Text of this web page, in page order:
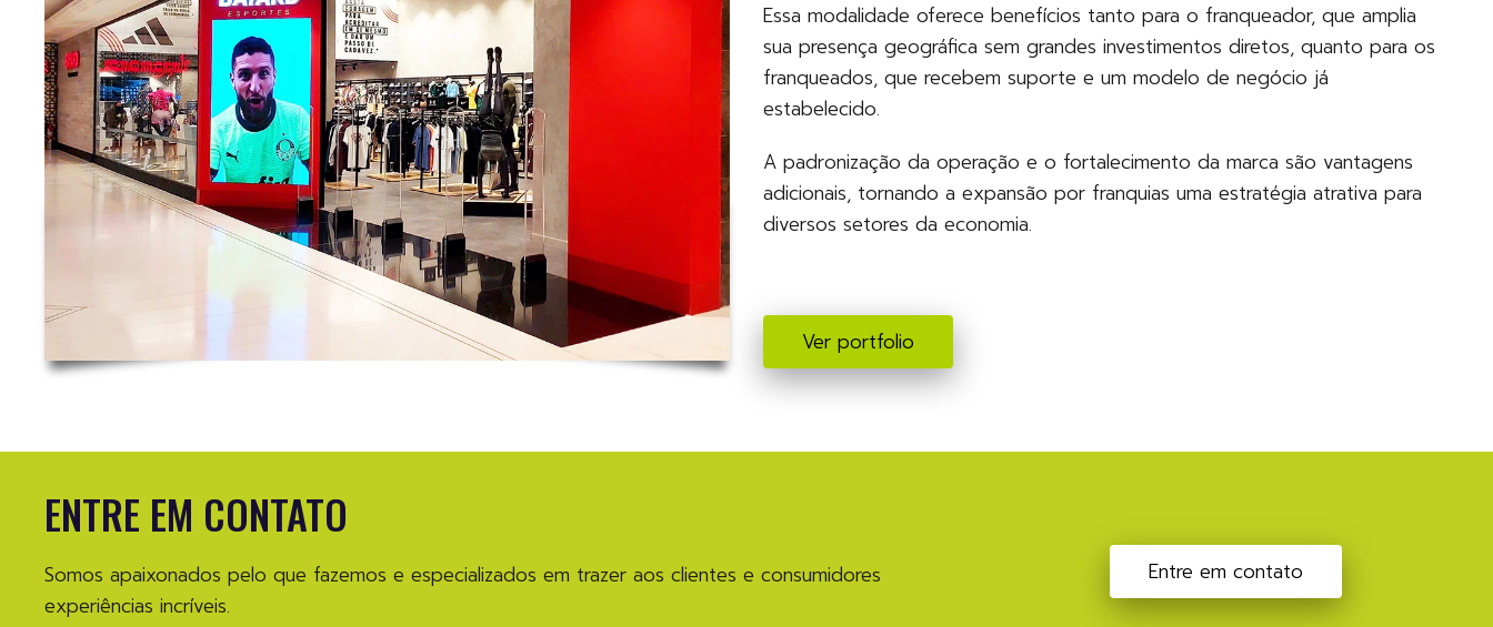
Essa modalidade oferece benefícios tanto para o franqueador, que amplia
sua presença geográfica sem grandes investimentos diretos, quanto para os
franqueados, que recebem suporte e um modelo de negócio já
estabelecido.
A padronização da operação e o fortalecimento da marca são vantagens
adicionais, tornando a expansão por franquias uma estratégia atrativa para
diversos setores da economia.
Ver portfolio
ENTRE EM CONTATO
Somos apaixonados pelo que fazemos e especializados em trazer aos clientes e consumidores
experiências incríveis.
Entre em contato